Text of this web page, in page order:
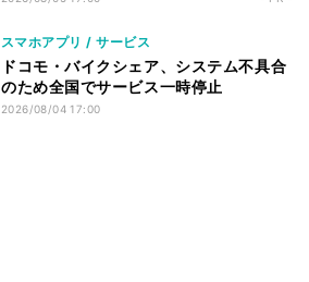
スマホアプリ / サービス
ドコモ・バイクシェア、システム不具合
のため全国でサービス一時停止
2026/08/04 17:00